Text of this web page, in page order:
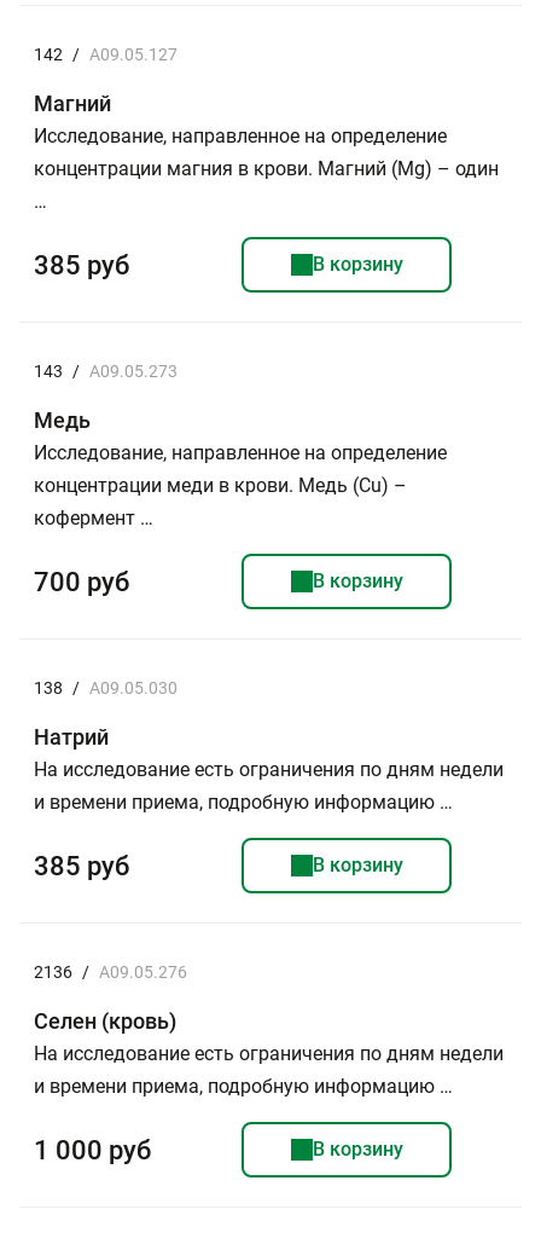
142 / A09.05.127
Магний
Исследование, направленное на определение
концентрации магния в крови. Магний (Mg) – один
…
385 руб В корзину
143 / A09.05.273
Медь
Исследование, направленное на определение
концентрации меди в крови. Медь (Cu) –
кофермент …
700 руб В корзину
138 / A09.05.030
Натрий
На исследование есть ограничения по дням недели
и времени приема, подробную информацию …
385 руб В корзину
2136 / A09.05.276
Селен (кровь)
На исследование есть ограничения по дням недели
и времени приема, подробную информацию …
1 000 руб В корзину